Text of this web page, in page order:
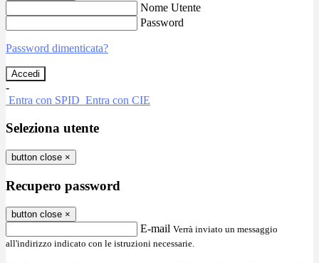
Nome Utente
Password
Password dimenticata?
-
Entra con SPID Entra con CIE
Seleziona utente
button close ×
Recupero password
button close ×
E-mail Verrà inviato un messaggio
all'indirizzo indicato con le istruzioni necessarie.